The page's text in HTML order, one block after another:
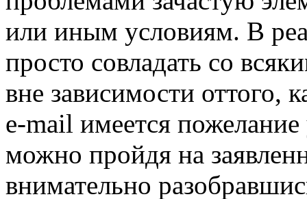
или иным условиям. В
просто совладать со
вне зависимости оттого,
e-mail имеется
можно пройдя на
внимательно